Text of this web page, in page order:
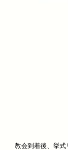
教会到着後、挙式